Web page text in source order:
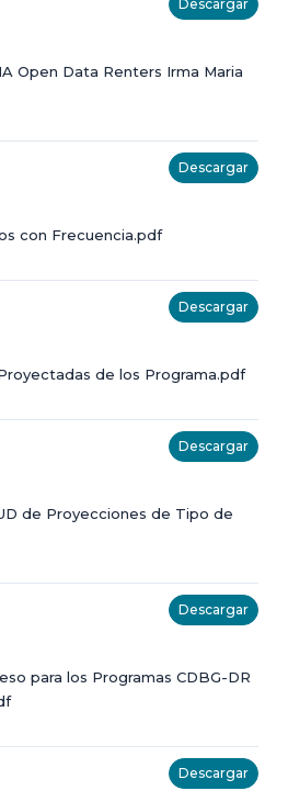
Descargar
Open Data Renters Irma Maria
Descargar
con Frecuencia.pdf
Descargar
de los Programa.pdf
Descargar
de Proyecciones de Tipo de
Descargar
para los Programas CDBG-DR
Descargar